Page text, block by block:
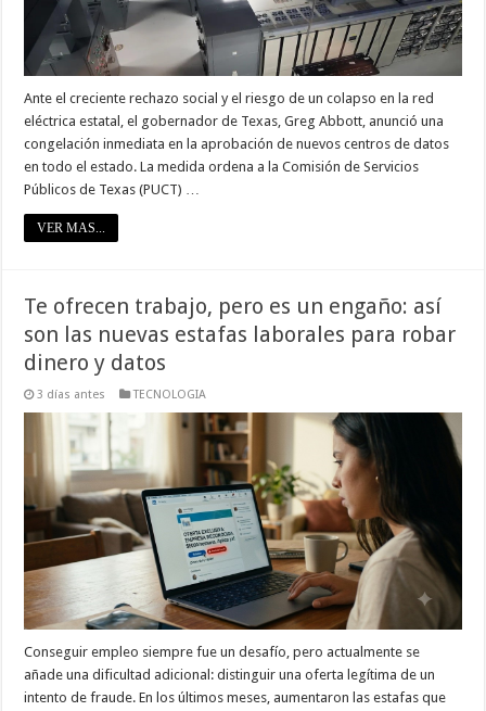
Ante el creciente rechazo social y el riesgo de un colapso en la red
eléctrica estatal, el gobernador de Texas, Greg Abbott, anunció una
congelación inmediata en la aprobación de nuevos centros de datos
en todo el estado. La medida ordena a la Comisión de Servicios
Públicos de Texas (PUCT) …
VER MAS...
Te ofrecen trabajo, pero es un engaño: así
son las nuevas estafas laborales para robar
dinero y datos
3 días antes TECNOLOGIA
Conseguir empleo siempre fue un desafío, pero actualmente se
añade una dificultad adicional: distinguir una oferta legítima de un
intento de fraude. En los últimos meses, aumentaron las estafas que